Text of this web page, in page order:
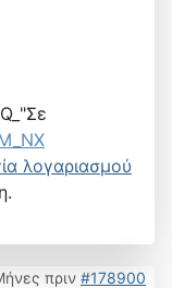
λογαριασμού
πριν #178900